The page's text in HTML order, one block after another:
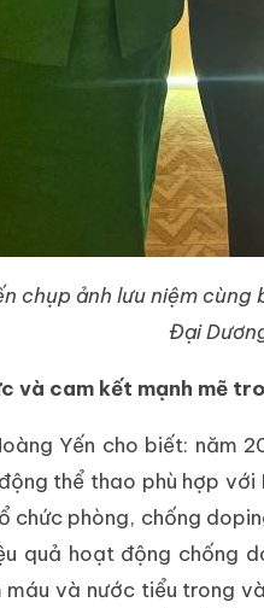
chụp ảnh lưu niệm cùng
Đại
và cam kết mạnh mẽ
Yến cho biết: năm
thể thao phù hợp
phòng, chống
quả hoạt động chống
máu và nước tiểu trong